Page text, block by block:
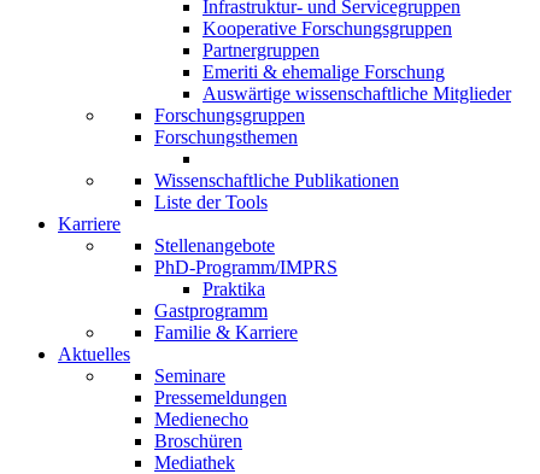
Infrastruktur- und Servicegruppen
Kooperative Forschungsgruppen
Partnergruppen
Emeriti & ehemalige Forschung
Auswärtige wissenschaftliche Mitglieder
Forschungsgruppen
Forschungsthemen
Wissenschaftliche Publikationen
Liste der Tools
Karriere
Stellenangebote
PhD-Programm/IMPRS
Praktika
Gastprogramm
Familie & Karriere
Aktuelles
Seminare
Pressemeldungen
Medienecho
Broschüren
Mediathek